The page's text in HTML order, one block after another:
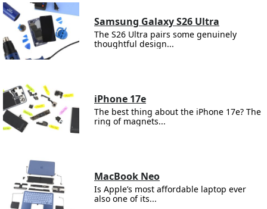
Samsung Galaxy S26 Ultra
The S26 Ultra pairs some genuinely
thoughtful design...
iPhone 17e
The best thing about the iPhone 17e? The
ring of magnets...
MacBook Neo
Is Apple’s most affordable laptop ever
also one of its...